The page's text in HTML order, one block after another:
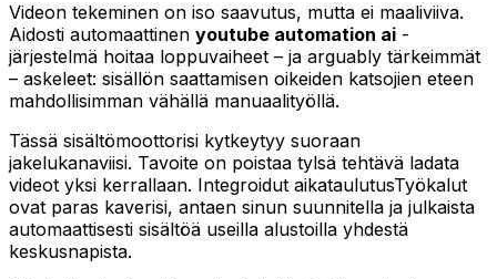
Videon tekeminen on iso saavutus, mutta ei maaliviiva.
Aidosti automaattinen youtube automation ai -
järjestelmä hoitaa loppuvaiheet – ja arguably tärkeimmät
– askeleet: sisällön saattamisen oikeiden katsojien eteen
mahdollisimman vähällä manuaalityöllä.
Tässä sisältömoottorisi kytkeytyy suoraan
jakelukanaviisi. Tavoite on poistaa tylsä tehtävä ladata
videot yksi kerrallaan. Integroidut aikataulutusTyökalut
ovat paras kaverisi, antaen sinun suunnitella ja julkaista
automaattisesti sisältöä useilla alustoilla yhdestä
keskusnapista.